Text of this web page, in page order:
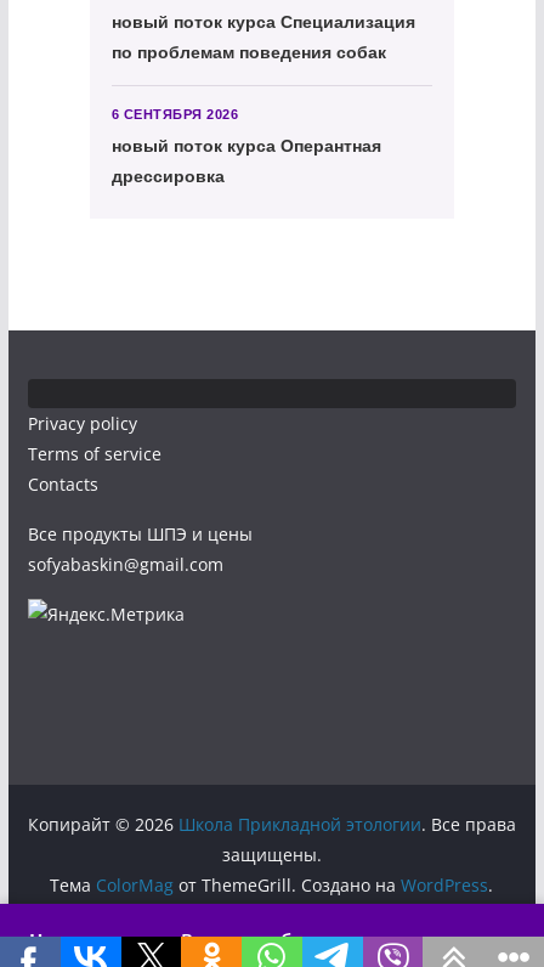
новый поток курса Специализация
по проблемам поведения собак
6 СЕНТЯБРЯ 2026
новый поток курса Оперантная
дрессировка
Новая лекция:«Власть, любовь и структура стаи» →
Privacy policy
Terms of service
Contacts
Все продукты ШПЭ и цены
sofyabaskin@gmail.com
Копирайт © 2026 Школа Прикладной этологии. Все права
защищены.
Тема ColorMag от ThemeGrill. Создано наWordPress.